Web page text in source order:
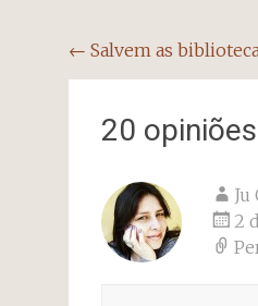
Navegação
do
post
← Salvem as
20
Ju
2